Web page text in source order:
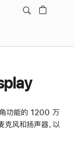
功能的 1200 万
风和扬声器，以